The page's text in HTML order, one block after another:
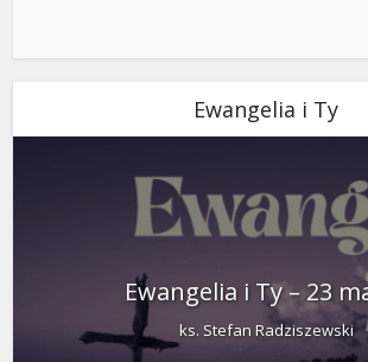
Ewangelia i Ty
Ewangelia i Ty – 23
ks. Stefan Radziszewski